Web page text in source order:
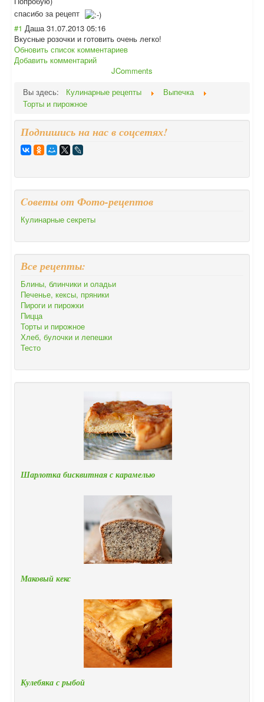
спасибо за рецепт
#1 Даша 31.07.2013 05:16
Вкусные розочки и готовить очень легко!
Обновить список комментариев
Добавить комментарий
JComments
Вы здесь:
Кулинарные рецепты
Выпечка
Торты и пирожное
Подпишись на нас в соцсетях!
Cоветы от Фото-рецептов
Кулинарные секреты
Все рецепты:
Блины, блинчики и оладьи
Печенье, кексы, пряники
Пироги и пирожки
Пицца
Торты и пирожное
Хлеб, булочки и лепешки
Тесто
Шарлотка бисквитная с карамелью
Маковый кекс
Кулебяка с рыбой